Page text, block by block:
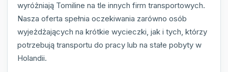
wyróżniają Tomiline na tle innych firm transportowych.
Nasza oferta spełnia oczekiwania zarówno osób
wyjeżdżających na krótkie wycieczki, jak i tych, którzy
potrzebują transportu do pracy lub na stałe pobyty w
Holandii.